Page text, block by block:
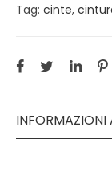
Tag: cinte,
INFORMAZIONI